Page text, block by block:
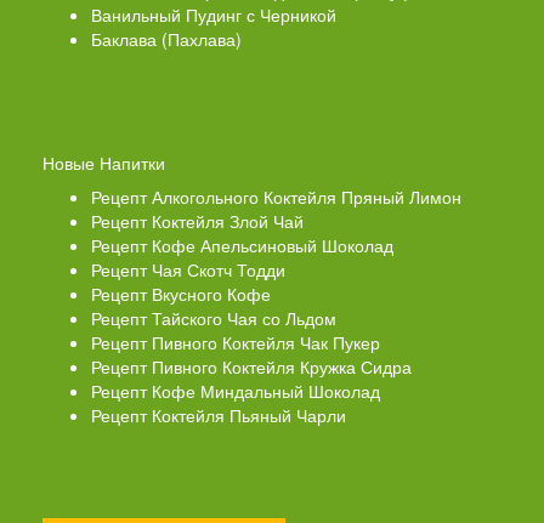
Ванильный Пудинг с Черникой
Баклава (Пахлава)
Новые Напитки
Рецепт Алкогольного Коктейля Пряный Лимон
Рецепт Коктейля Злой Чай
Рецепт Кофе Апельсиновый Шоколад
Рецепт Чая Скотч Тодди
Рецепт Вкусного Кофе
Рецепт Тайского Чая со Льдом
Рецепт Пивного Коктейля Чак Пукер
Рецепт Пивного Коктейля Кружка Сидра
Рецепт Кофе Миндальный Шоколад
Рецепт Коктейля Пьяный Чарли